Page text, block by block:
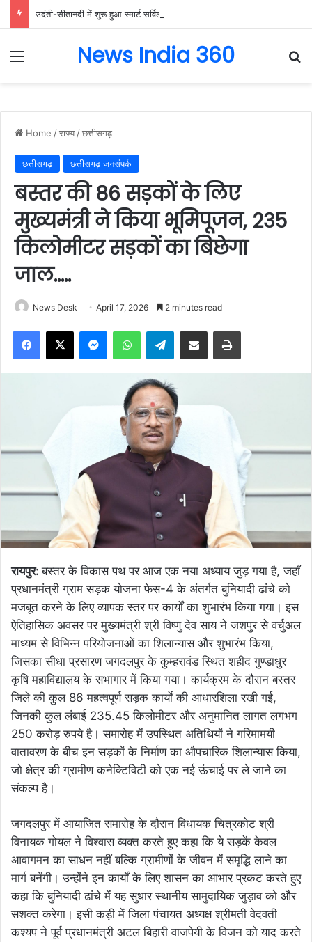
Menu News India 360
Home /राज्य /छत्तीसगढ़
छत्तीसगढ़ छत्तीसगढ़ जनसंपर्क
बस्तर की 86 सड़कों के लिए
मुख्यमंत्री ने किया भूमिपूजन, 235
किलोमीटर सड़कों का बिछेगा
जाल…..
News Desk April 17, 2026 2 minutes read
Facebook
X MessengerWhatsAppTelegramShare via Email Print
रायपुर:बस्तर के विकास पथ पर आज एक नया अध्याय जुड़ गया है, जहाँ
प्रधानमंत्री ग्राम सड़क योजना फेस-4 के अंतर्गत बुनियादी ढांचे को
मजबूत करने के लिए व्यापक स्तर पर कार्यों का शुभारंभ किया गया। इस
ऐतिहासिक अवसर पर मुख्यमंत्री श्री विष्णु देव साय ने जशपुर से वर्चुअल
माध्यम से विभिन्न परियोजनाओं का शिलान्यास और शुभारंभ किया,
जिसका सीधा प्रसारण जगदलपुर के कुम्हरावंड स्थित शहीद गुण्डाधुर
कृषि महाविद्यालय के सभागार में किया गया। कार्यक्रम के दौरान बस्तर
जिले की कुल 86 महत्वपूर्ण सड़क कार्यों की आधारशिला रखी गई,
जिनकी कुल लंबाई 235.45 किलोमीटर और अनुमानित लागत लगभग
250 करोड़ रुपये है। समारोह में उपस्थित अतिथियों ने गरिमामयी
वातावरण के बीच इन सड़कों के निर्माण का औपचारिक शिलान्यास किया,
जो क्षेत्र की ग्रामीण कनेक्टिविटी को एक नई ऊंचाई पर ले जाने का
संकल्प है।
जगदलपुर में आयाजित समारोह के दौरान विधायक चित्रकोट श्री
विनायक गोयल ने विश्वास व्यक्त करते हुए कहा कि ये सड़कें केवल
आवागमन का साधन नहीं बल्कि ग्रामीणों के जीवन में समृद्धि लाने का
मार्ग बनेंगी। उन्होंने इन कार्यों के लिए शासन का आभार प्रकट करते हुए
कहा कि बुनियादी ढांचे में यह सुधार स्थानीय सामुदायिक जुड़ाव को और
सशक्त करेगा। इसी कड़ी में जिला पंचायत अध्यक्ष श्रीमती वेदवती
कश्यप ने पूर्व प्रधानमंत्री अटल बिहारी वाजपेयी के विजन को याद करते